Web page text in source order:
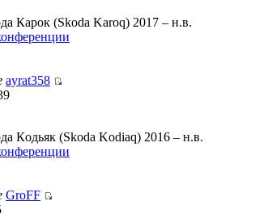
Карок (Skoda Karoq) 2017 – н.в.
ayrat358
Кoдьяк (Skoda Kodiaq) 2016 – н.в.
GroFF